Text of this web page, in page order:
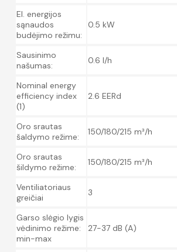
El. energijos
sąnaudos
budėjimo režimu:
0.5 kW
Sausinimo
našumas:
0.6 l/h
Nominal energy
efficiency index
(1)
2.6 EERd
Oro srautas
šaldymo režime:
150/180/215 m³/h
Oro srautas
šildymo režime:
150/180/215 m³/h
Ventiliatoriaus
greičiai
3
Garso slėgio lygis
vėdinimo režime:
min-max
27-37 dB (A)